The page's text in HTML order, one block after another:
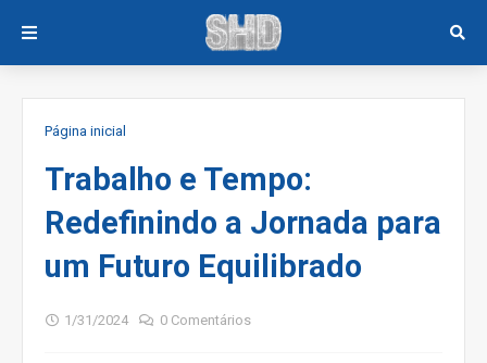
Página inicial
Trabalho e Tempo:
Redefinindo a Jornada para
um Futuro Equilibrado
1/31/2024 0 Comentários